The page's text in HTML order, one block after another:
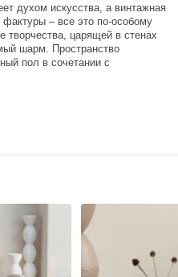
духом искусства, а винтажная
– все это по-особому
творчества, царящей в стенах
шарм. Пространство
пол в сочетании с
античных скульптур создает
и располагает 3 источниками
света.